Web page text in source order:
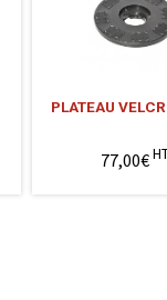
PLATEAU
77,00€